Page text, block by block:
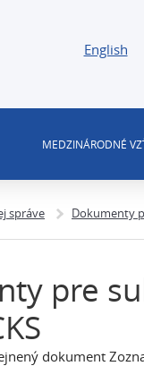
English
MEDZINÁRODNÉ
správe Dokumenty
pre
dokument